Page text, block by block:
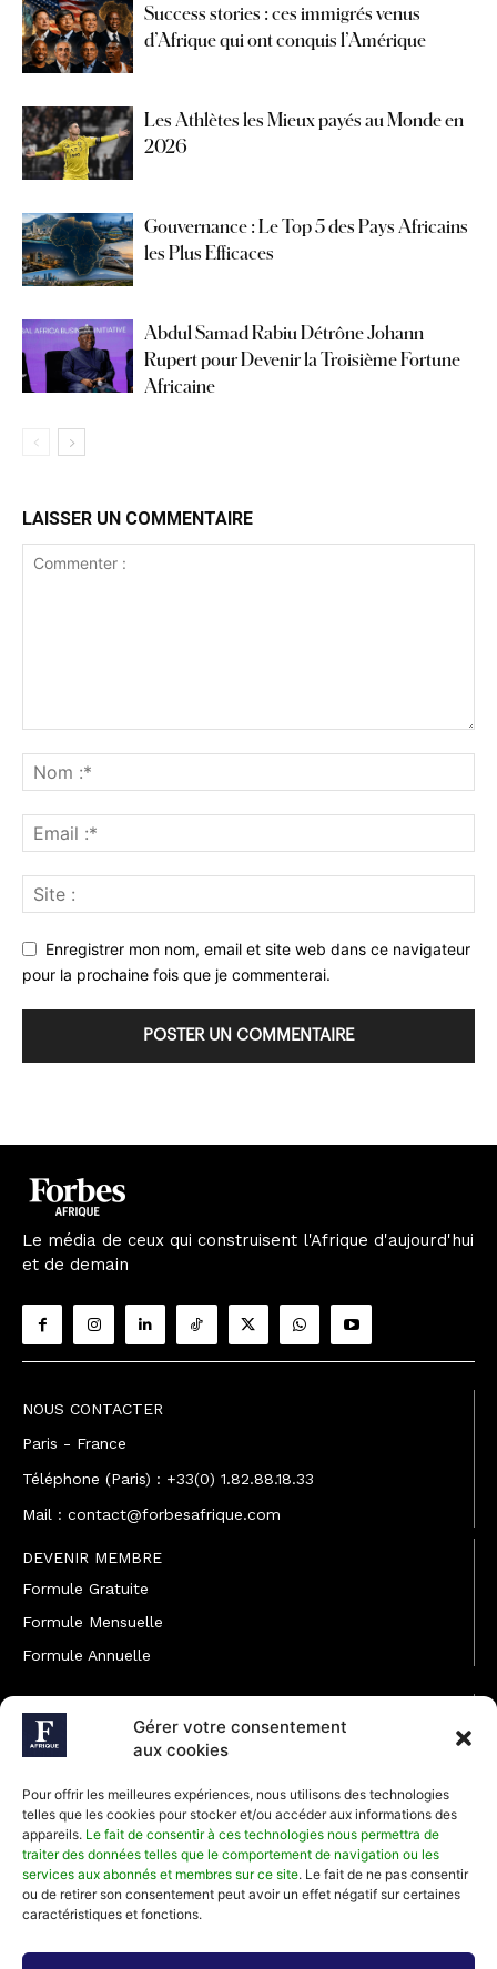
Gérer votre consentement
aux cookies
Pour offrir les meilleures expériences, nous utilisons des technologies
telles que les cookies pour stocker et/ou accéder aux informations des
appareils. Le fait de consentir à ces technologies nous permettra de
traiter des données telles que le comportement de navigation ou les
services aux abonnés et membres sur ce site. Le fait de ne pas consentir
ou de retirer son consentement peut avoir un effet négatif sur certaines
caractéristiques et fonctions.
Success stories : ces immigrés venus
d’Afrique qui ont conquis l’Amérique
Les Athlètes les Mieux payés au Monde en
2026
Gouvernance : Le Top 5 des Pays Africains
les Plus Efficaces
Abdul Samad Rabiu Détrône Johann
Rupert pour Devenir la Troisième Fortune
Africaine
LAISSER UN COMMENTAIRE
Enregistrer mon nom, email et site web dans ce navigateur
pour la prochaine fois que je commenterai.
Le média de ceux qui construisent l'Afrique d'aujourd'hui
et de demain
NOUS CONTACTER
Paris - France
Téléphone (Paris) : +33(0) 1.82.88.18.33
Mail : contact@forbesafrique.com
DEVENIR MEMBRE
Formule Gratuite
Formule Mensuelle
Formule Annuelle
JOINDRE L'ÉQUIPE
Rédaction
Développement commercial
Communiquer avec Forbes Afrique
Média Kit 2026